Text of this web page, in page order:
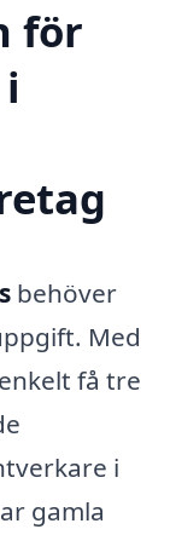
för
behöver
Med
få tre
i
gamla